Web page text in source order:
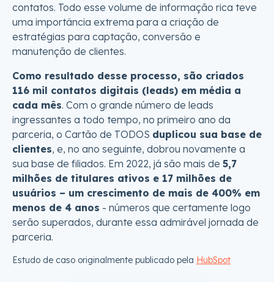
contatos. Todo esse volume de informação rica teve
uma importância extrema para a criação de
estratégias para captação, conversão e
manutenção de clientes.
Como resultado desse processo, são criados
116 mil contatos digitais (leads) em média a
cada mês. Com o grande número de leads
ingressantes a todo tempo, no primeiro ano da
parceria, o Cartão de TODOS duplicou sua base de
clientes, e, no ano seguinte, dobrou novamente a
sua base de filiados. Em 2022, já são mais de 5,7
milhões de titulares ativos e 17 milhões de
usuários – um crescimento de mais de 400% em
menos de 4 anos - números que certamente logo
serão superados, durante essa admirável jornada de
parceria.
Estudo de caso originalmente publicado pela HubSpot